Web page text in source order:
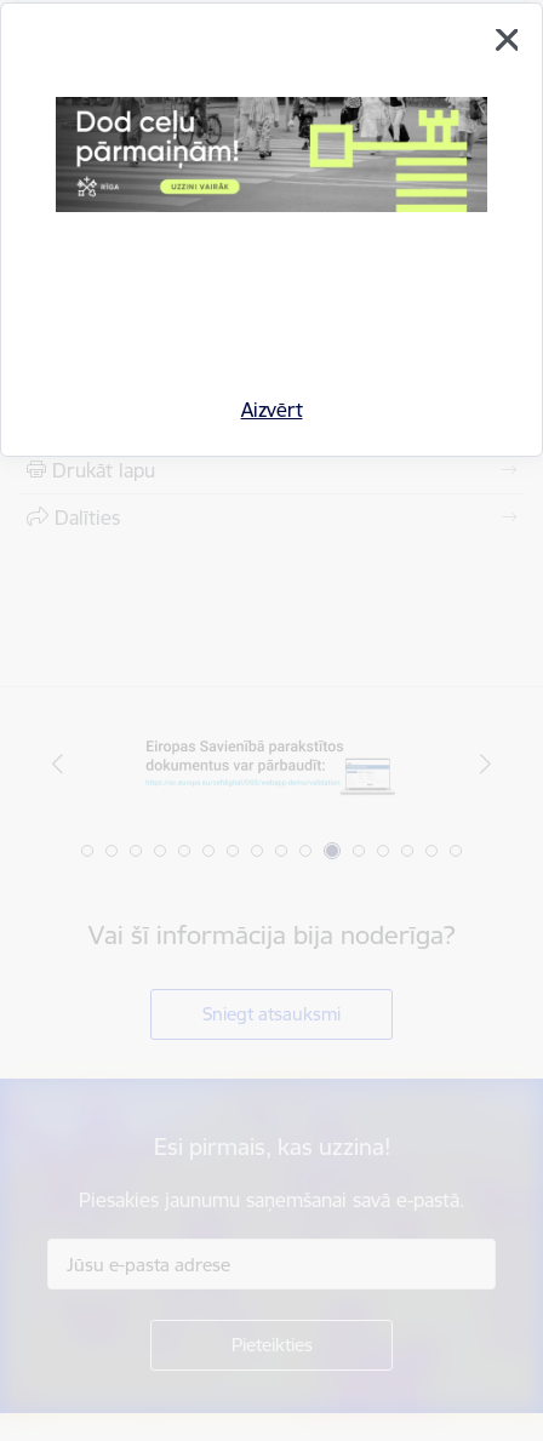
Aizvērt
Skatīt vairāk
Drukāt lapu
Dalīties
Vai šī informācija bija noderīga?
Sniegt atsauksmi
Esi pirmais, kas uzzina!
Piesakies jaunumu saņemšanai savā e-pastā.